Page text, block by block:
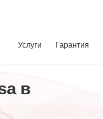
Услуги Гарантия
в